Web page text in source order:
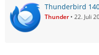
Thunderbird
Thunder 22. Juli